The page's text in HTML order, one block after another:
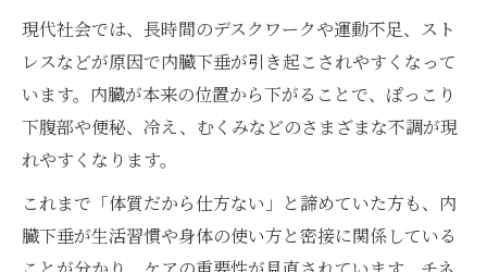
現代社会では、長時間のデスクワークや運動不足、スト
レスなどが原因で内臓下垂が引き起こされやすくなって
います。内臓が本来の位置から下がることで、ぽっこり
下腹部や便秘、冷え、むくみなどのさまざまな不調が現
れやすくなります。
これまで「体質だから仕方ない」と諦めていた方も、内
臓下垂が生活習慣や身体の使い方と密接に関係している